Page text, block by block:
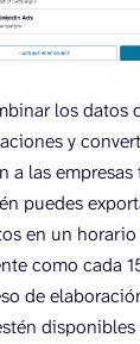
los datos
y
a las
puedes
en un
como cada
de
disponibles